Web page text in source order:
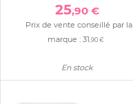
25,90 €
Prix de vente conseillé par la
marque :31,90 €
En stock